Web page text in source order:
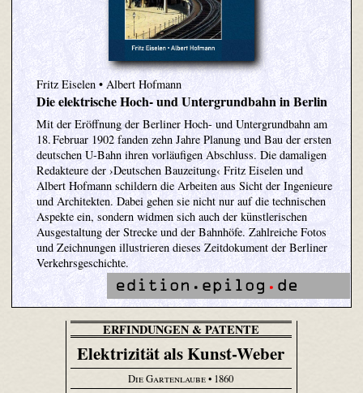
Fritz Eiselen • Albert Hofmann
Die elektrische Hoch- und Untergrundbahn in Berlin
Mit der Eröffnung der Berliner Hoch- und Untergrundbahn am
18. Februar 1902 fanden zehn Jahre Planung und Bau der ersten
deutschen U-Bahn ihren vorläufigen Abschluss. Die damaligen
Redakteure der ›Deutschen Bauzeitung‹ Fritz Eiselen und
Albert Hofmann schildern die Arbeiten aus Sicht der Ingenieure
und Architekten. Dabei gehen sie nicht nur auf die technischen
Aspekte ein, sondern widmen sich auch der künstlerischen
Ausgestaltung der Strecke und der Bahnhöfe. Zahlreiche Fotos
und Zeichnungen illustrieren dieses Zeitdokument der Berliner
Verkehrsgeschichte.
ERFINDUNGEN & PATENTE
Elektrizität als Kunst-Weber
Die Gartenlaube• 1860